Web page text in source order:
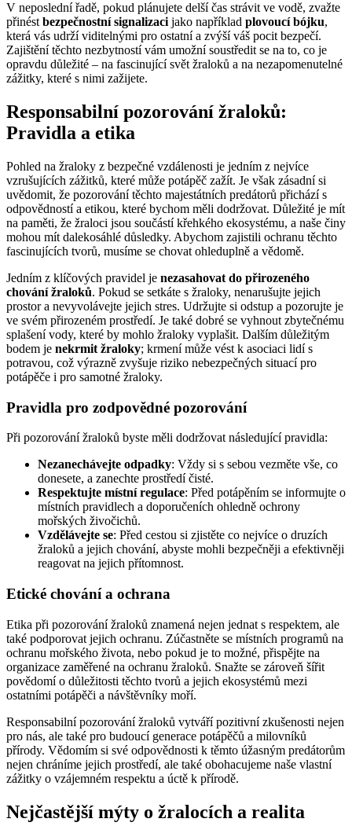
V neposlední řadě, pokud plánujete delší čas strávit ve vodě, zvažte
přinést bezpečnostní signalizaci jako například plovoucí bójku,
která vás udrží viditelnými pro ostatní a zvýší váš pocit bezpečí.
Zajištění těchto nezbytností vám umožní soustředit se na to, co je
opravdu důležité – na fascinující svět žraloků a na nezapomenutelné
zážitky, které s nimi zažijete.
Responsabilní pozorování žraloků:
Pravidla a etika
Pohled na žraloky z bezpečné vzdálenosti je jedním z nejvíce
vzrušujících zážitků, které může potápěč zažít. Je však zásadní si
uvědomit, že pozorování těchto majestátních predátorů přichází s
odpovědností a etikou, které bychom měli dodržovat. Důležité je mít
na paměti, že žraloci jsou součástí křehkého ekosystému, a naše činy
mohou mít dalekosáhlé důsledky. Abychom zajistili ochranu těchto
fascinujících tvorů, musíme se chovat ohleduplně a vědomě.
Jedním z klíčových pravidel je nezasahovat do přirozeného
chování žraloků. Pokud se setkáte s žraloky, nenarušujte jejich
prostor a nevyvolávejte jejich stres. Udržujte si odstup a pozorujte je
ve svém přirozeném prostředí. Je také dobré se vyhnout zbytečnému
splašení vody, které by mohlo žraloky vyplašit. Dalším důležitým
bodem je nekrmit žraloky; krmení může vést k asociaci lidí s
potravou, což výrazně zvyšuje riziko nebezpečných situací pro
potápěče i pro samotné žraloky.
Pravidla pro zodpovědné pozorování
Při pozorování žraloků byste měli dodržovat následující pravidla:
Nezanechávejte odpadky: Vždy si s sebou vezměte vše, co
donesete, a zanechte prostředí čisté.
Respektujte místní regulace: Před potápěním se informujte o
místních pravidlech a doporučeních ohledně ochrony
mořských živočichů.
Vzdělávejte se: Před cestou si zjistěte co nejvíce o druzích
žraloků a jejich chování, abyste mohli bezpečněji a efektivněji
reagovat na jejich přítomnost.
Etické chování a ochrana
Etika při pozorování žraloků znamená nejen jednat s respektem, ale
také podporovat jejich ochranu. Zúčastněte se místních programů na
ochranu mořského života, nebo pokud je to možné, přispějte na
organizace zaměřené na ochranu žraloků. Snažte se zároveň šířit
povědomí o důležitosti těchto tvorů a jejich ekosystémů mezi
ostatními potápěči a návštěvníky moří.
Responsabilní pozorování žraloků vytváří pozitivní zkušenosti nejen
pro nás, ale také pro budoucí generace potápěčů a milovníků
přírody. Vědomím si své odpovědnosti k těmto úžasným predátorům
nejen chráníme jejich prostředí, ale také obohacujeme naše vlastní
zážitky o vzájemném respektu a úctě k přírodě.
Nejčastější mýty o žralocích a realita